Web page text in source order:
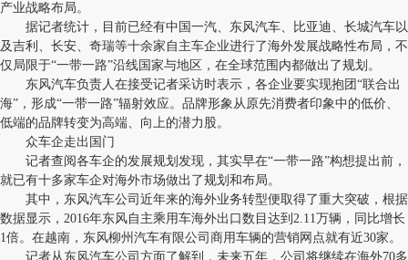
产业战略布局。
据记者统计，目前已经有中国一汽、东风汽车、比亚迪、长城汽车以
及吉利、长安、奇瑞等十余家自主车企业进行了海外发展战略性布局，不
仅局限于“一带一路”沿线国家与地区，在全球范围内都做出了规划。
东风汽车负责人在接受记者采访时表示，各企业要实现抱团“联合出
海”，形成“一带一路”辐射效应。品牌形象从原先消费者印象中的低价、
低端的品牌转变为高端、向上的潜力股。
众车企走出国门
记者查阅各车企的发展规划发现，其实早在“一带一路”构想提出前，
就已有十多家车企对海外市场做出了规划和布局。
其中，东风汽车公司近年来的海外业务转型便取得了重大突破，根据
数据显示，2016年东风自主乘用车海外出口数目达到2.11万辆，同比增长
1倍。在越南，东风柳州汽车有限公司商用车辆的营销网点就有近30家。
记者从东风汽车公司方面了解到，未来五年，公司将继续在海外70多